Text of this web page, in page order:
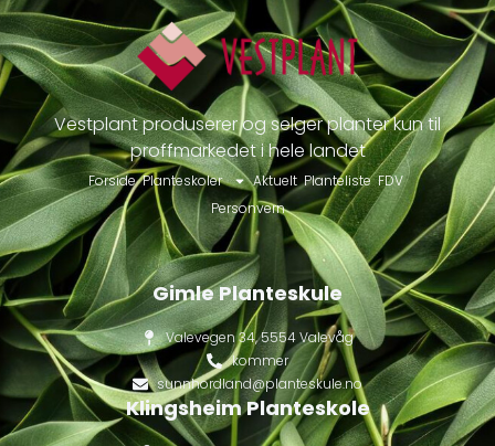
Vestplant produserer og selger planter kun til
proffmarkedet i hele landet
Forside Planteskoler Aktuelt Planteliste FDV
Personvern
Gimle Planteskule
Valevegen 34, 5554 Valevåg
kommer
sunnhordland@planteskule.no
Klingsheim Planteskole